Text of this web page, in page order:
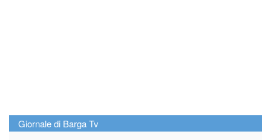
Giornale di Barga Tv